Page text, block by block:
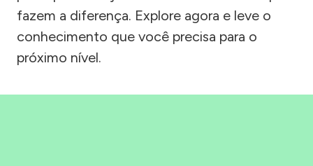
fazem a diferença. Explore agora e leve o
conhecimento que você precisa para o
próximo nível.